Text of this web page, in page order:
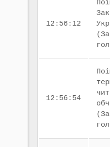
12:56:12
12:56:54